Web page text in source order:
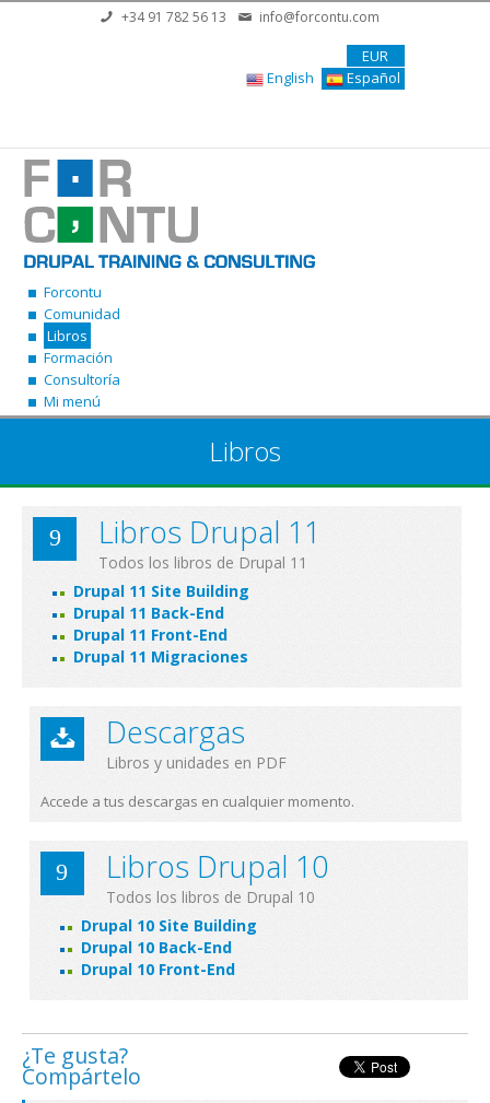
Pasar al contenido principal
+34 91 782 56 13 info@forcontu.com
EUR
English
Español
Forcontu
Comunidad
Libros
Formación
Consultoría
Mi menú
Libros
Libros Drupal 11
Todos los libros de Drupal 11
Drupal 11 Site Building
Drupal 11 Back-End
Drupal 11 Front-End
Drupal 11 Migraciones
Descargas
Libros y unidades en PDF
Accede a tus descargas en cualquier momento.
Libros Drupal 10
Todos los libros de Drupal 10
Drupal 10 Site Building
Drupal 10 Back-End
Drupal 10 Front-End
¿Te gusta?
Compártelo